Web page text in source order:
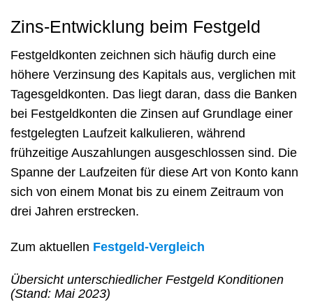
Zins-Entwicklung beim Festgeld
Festgeldkonten zeichnen sich häufig durch eine
höhere Verzinsung des Kapitals aus, verglichen mit
Tagesgeldkonten. Das liegt daran, dass die Banken
bei Festgeldkonten die Zinsen auf Grundlage einer
festgelegten Laufzeit kalkulieren, während
frühzeitige Auszahlungen ausgeschlossen sind. Die
Spanne der Laufzeiten für diese Art von Konto kann
sich von einem Monat bis zu einem Zeitraum von
drei Jahren erstrecken.
Zum aktuellen Festgeld-Vergleich
Übersicht unterschiedlicher Festgeld Konditionen
(Stand: Mai 2023)